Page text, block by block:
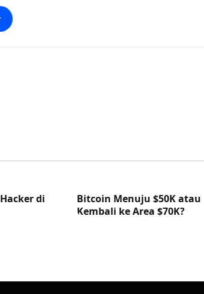
di
Bitcoin Menuju $50K atau
Kembali ke Area $70K?